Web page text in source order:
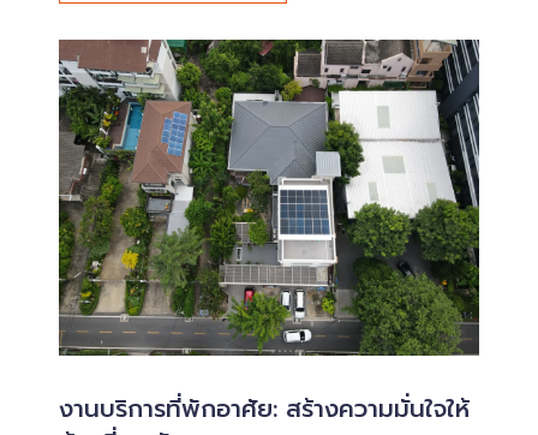
งานบริการที่พักอาศัย: สร้างความมั่นใจให้